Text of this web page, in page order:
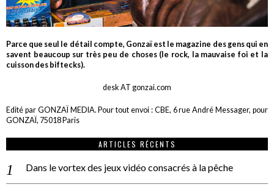
Parce que seul le détail compte, Gonzaï est le magazine des gens qui en
savent beaucoup sur très peu de choses (le rock, la mauvaise foi et la
cuisson des biftecks).
desk AT gonzai.com
Edité par GONZAÏ MEDIA. Pour tout envoi : CBE, 6 rue André Messager, pour
GONZAÏ, 75018 Paris
ARTICLES RÉCENTS
Dans le vortex des jeux vidéo consacrés à la pêche